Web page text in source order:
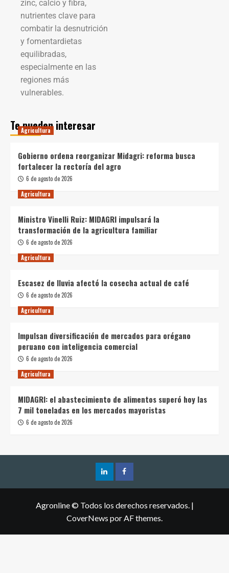
zinc, calcio y fibra,
nutrientes clave para
combatir la desnutrición
y fomentardietas
equilibradas,
especialmente en las
regiones más
vulnerables.
Te pueden interesar
Agricultura
Gobierno ordena reorganizar Midagri: reforma busca
fortalecer la rectoría del agro
6 de agosto de 2026
Agricultura
Ministro Vinelli Ruiz: MIDAGRI impulsará la
transformación de la agricultura familiar
6 de agosto de 2026
Agricultura
Escasez de lluvia afectó la cosecha actual de café
6 de agosto de 2026
Agricultura
Impulsan diversificación de mercados para orégano
peruano con inteligencia comercial
6 de agosto de 2026
Agricultura
MIDAGRI: el abastecimiento de alimentos superó hoy las
7 mil toneladas en los mercados mayoristas
6 de agosto de 2026
Agronline © Todos los derechos reservados. |
CoverNews por AF themes.